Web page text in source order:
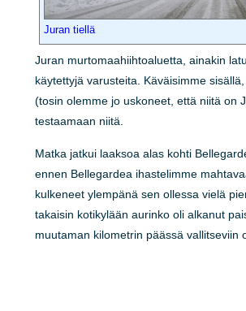
Juran tiellä
Juran murtomaahiihtoaluetta, ainakin
käytettyjä varusteita. Käväisimme
(tosin olemme jo uskoneet, että niitä on
testaamaan niitä.
Matka jatkui laaksoa alas kohti
ennen Bellegardea ihastelimme
kulkeneet ylempänä sen ollessa vielä
takaisin kotikylään aurinko oli alkanut
muutaman kilometrin päässä vallitseviin